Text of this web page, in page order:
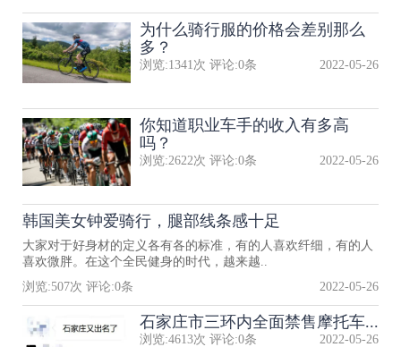
为什么骑行服的价格会差别那么
多？
浏览:1341 次 评论:0条 2022-05-26
你知道职业车手的收入有多高
吗？
浏览:2622次 评论:0条 2022-05-26
韩国美女钟爱骑行，腿部线条感十足
大家对于好身材的定义各有各的标准，有的人喜欢纤细，有的人
喜欢微胖。在这个全民健身的时代，越来越..
浏览:507次 评论:0条 2022-05-26
石家庄市三环内全面禁售摩托车...
浏览:4613次 评论:0条 2022-05-26